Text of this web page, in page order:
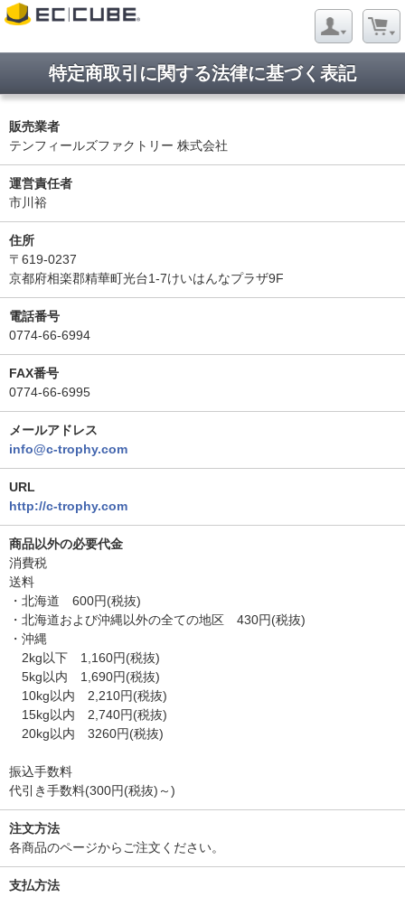
特定商取引に関する法律に基づく表記
販売業者
テンフィールズファクトリー 株式会社
運営責任者
市川裕
住所
〒619-0237
京都府相楽郡精華町光台1-7けいはんなプラザ9F
電話番号
0774-66-6994
FAX番号
0774-66-6995
メールアドレス
info@c-trophy.com
URL
http://c-trophy.com
商品以外の必要代金
消費税
送料
・北海道 600円(税抜)
・北海道および沖縄以外の全ての地区 430円(税抜)
・沖縄
2kg以下 1,160円(税抜)
5kg以内 1,690円(税抜)
10kg以内 2,210円(税抜)
15kg以内 2,740円(税抜)
20kg以内 3260円(税抜)
振込手数料
代引き手数料(300円(税抜)～)
注文方法
各商品のページからご注文ください。
支払方法